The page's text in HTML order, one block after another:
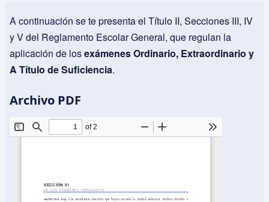
A continuación se te presenta el Título II, Secciones III, IV
y V del Reglamento Escolar General, que regulan la
aplicación de losexámenes Ordinario, Extraordinario y
A Título de Suficiencia.
Archivo PDF